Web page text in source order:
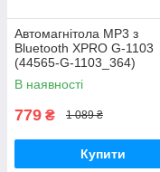
Автомагнітола MP3 з
Bluetooth XPRO G-1103
(44565-G-1103_364)
В наявності
779 ₴ 1 089 ₴
Купити